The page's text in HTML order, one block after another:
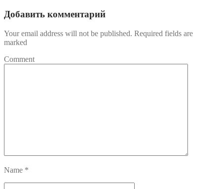
Добавить комментарий
Your email address will not be published. Required fields are
marked
Comment
Name *